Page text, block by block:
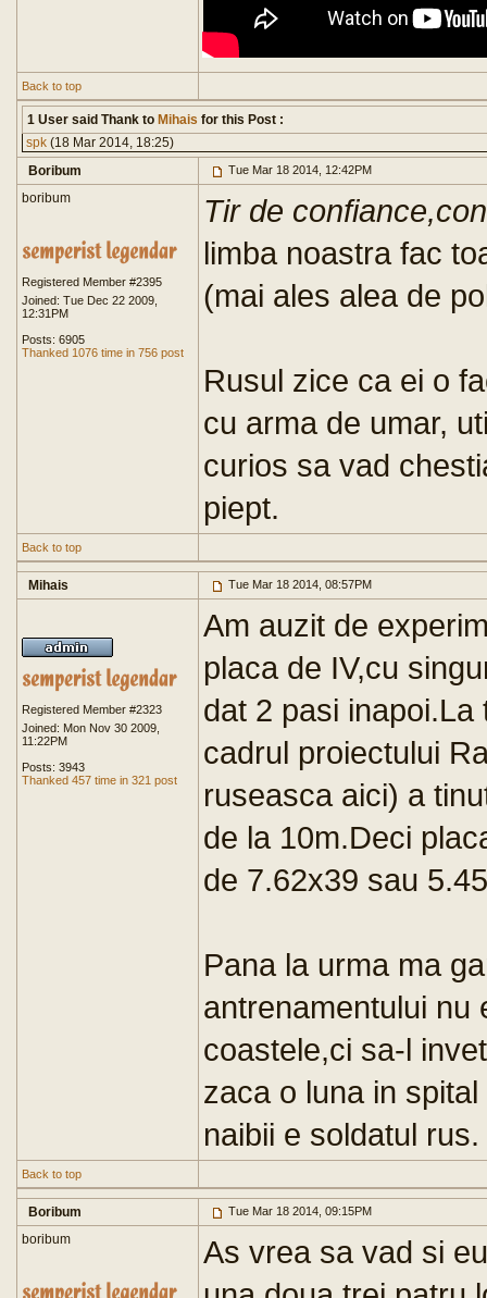
Back to top
1 User said Thank to Mihais for this Post :
spk (18 Mar 2014, 18:25)
Boribum
Tue Mar 18 2014, 12:42PM
boribum
Registered Member #2395
Joined: Tue Dec 22 2009,
12:31PM
Posts: 6905
Thanked 1076 time in 756 post
Tir de confiance
limba noastra fac
(mai ales alea de
Rusul zice ca ei o
cu arma de umar,
curios sa vad
piept.
Back to top
Mihais Tue Mar 18 2014, 08:57PM
Registered Member #2323
Joined: Mon Nov 30 2009,
11:22PM
Posts: 3943
Thanked 457 time in 321 post
Am auzit de
placa de IV,cu
dat 2 pasi
cadrul proiectului
ruseasca aici) a
de la 10m.Deci
de 7.62x39 sau
Pana la urma ma
antrenamentului nu
coastele,ci sa-l
zaca o luna in
naibii e soldatul rus.
Back to top
Boribum Tue Mar 18 2014, 09:15PM
boribum
As vrea sa vad si